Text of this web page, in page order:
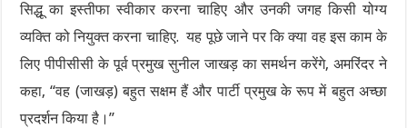
सिद्धू का इस्तीफा स्वीकार करना चाहिए और उनकी जगह किसी योग्य
व्यक्ति को नियुक्त करना चाहिए. यह पूछे जाने पर कि क्या वह इस काम के
लिए पीपीसीसी के पूर्व प्रमुख सुनील जाखड़ का समर्थन करेंगे, अमरिंदर ने
कहा, “वह (जाखड़) बहुत सक्षम हैं और पार्टी प्रमुख के रूप में बहुत अच्छा
प्रदर्शन किया है।”